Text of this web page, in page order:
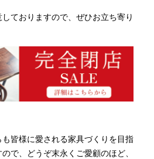
ておりますので、ぜひお立ち寄り
皆様に愛される家具づくりを目指
で、どうぞ末永くご愛顧のほど、